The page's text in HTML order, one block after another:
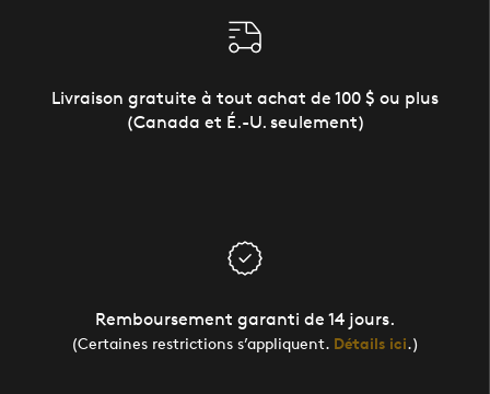
Livraison gratuite à tout achat de 100 $ ou plus
(Canada et É.-U. seulement)
Remboursement garanti de 14 jours.
(Certaines restrictions s’appliquent. Détails ici.)